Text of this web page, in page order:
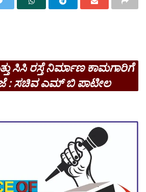
ಸಿಸಿ ರಸ್ತೆ ನಿರ್ಮಾಣ ಕಾಮಗಾರಿಗೆ
: ಸಚಿವ ಎಮ್ ಬಿ ಪಾಟೀಲ